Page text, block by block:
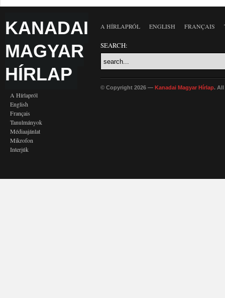
KANADAI
MAGYAR
HÍRLAP
A Hírlapról
English
Français
Tanulmányok
Médiaajánlat
Mikrofon
Interjúk
A HÍRLAPRÓL ENGLISH FRANÇAIS
SEARCH:
© Copyright 2026 — Kanadai Magyar Hírlap. All